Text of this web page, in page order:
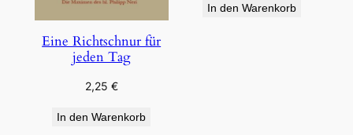
Eine Richtschnur für
jeden Tag
2,25 €
In den Warenkorb
In den Warenkorb